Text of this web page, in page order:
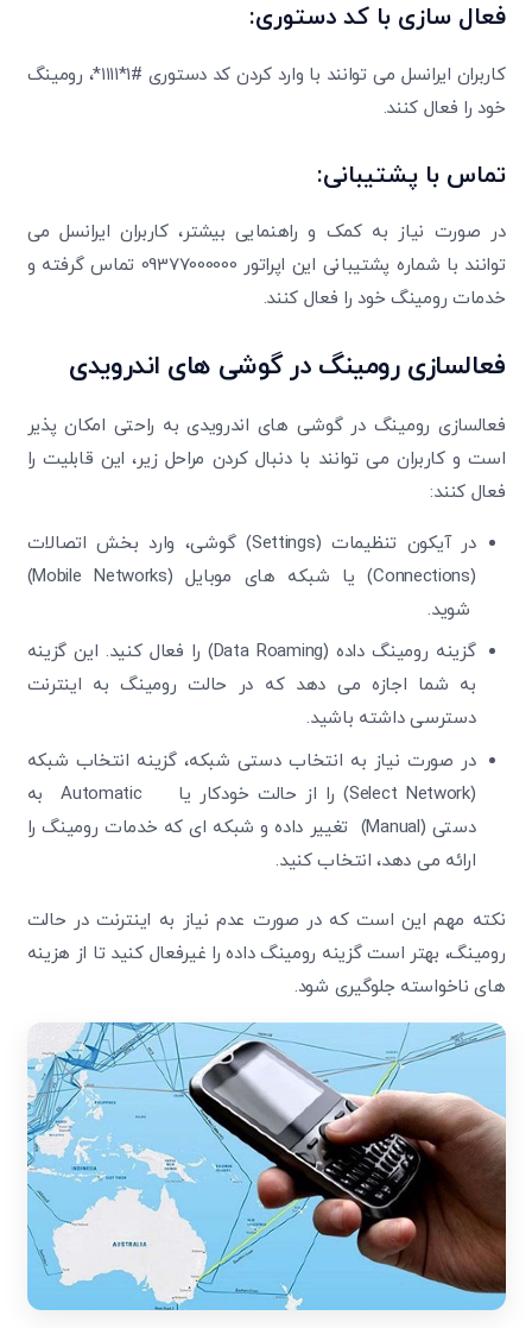
فعال سازی با کد دستوری:
کاربران ایرانسل می توانند با وارد کردن کد دستوری #۱*۱۱۱۱*، رومینگ
خود را فعال کنند.
تماس با پشتیبانی:
در صورت نیاز به کمک و راهنمایی بیشتر، کاربران ایرانسل می
توانند با شماره پشتیبانی این اپراتور 09377000000 تماس گرفته و
خدمات رومینگ خود را فعال کنند.
فعالسازی رومینگ در گوشی های اندرویدی
فعالسازی رومینگ در گوشی های اندرویدی به راحتی امکان پذیر
است و کاربران می توانند با دنبال کردن مراحل زیر، این قابلیت را
فعال کنند:
در آیکون تنظیمات (Settings) گوشی، وارد بخش اتصالات
(Connections) یا شبکه های موبایل (Mobile Networks)
شوید.
گزینه رومینگ داده (Data Roaming) را فعال کنید. این گزینه
به شما اجازه می دهد که در حالت رومینگ به اینترنت
دسترسی داشته باشید.
در صورت نیاز به انتخاب دستی شبکه، گزینه انتخاب شبکه
(Select Network) را از حالت خودکار یا Automatic به
دستی (Manual) تغییر داده و شبکه ای که خدمات رومینگ را
ارائه می دهد، انتخاب کنید.
نکته مهم این است که در صورت عدم نیاز به اینترنت در حالت
رومینگ، بهتر است گزینه رومینگ داده را غیرفعال کنید تا از هزینه
های ناخواسته جلوگیری شود.
ویرایش شماره موبایل
متوجه شدم